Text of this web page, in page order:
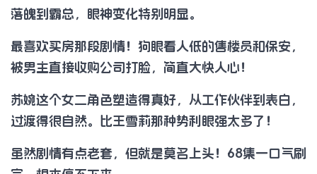
落魄到霸总，眼神变化特别明显。
最喜欢买房那段剧情！狗眼看人低的售楼员和保安，
被男主直接收购公司打脸，简直大快人心！
苏婉这个女二角色塑造得真好，从工作伙伴到表白，
过渡得很自然。比王雪莉那种势利眼强太多了！
虽然剧情有点老套，但就是莫名上头！68集一口气刷